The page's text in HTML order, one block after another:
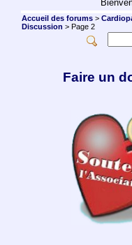
Accueil des forums>
Discussion > Page 2
Faire un